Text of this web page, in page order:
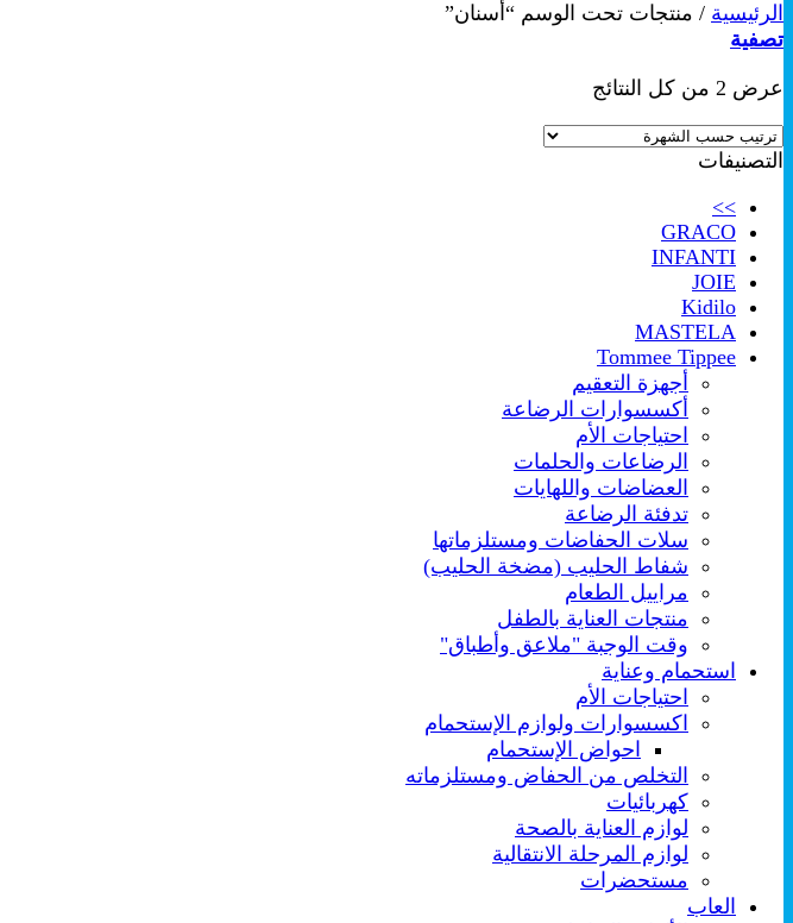
الرئيسية / منتجات تحت الوسم “أسنان”
تصفية
عرض ⁦2⁩ من كل النتائج
حسب
التصنيفات
>>
GRACO
INFANTI
JOIE
Kidilo
MASTELA
Tommee Tippee
أجهزة التعقيم
أكسسوارات الرضاعة
احتياجات الأم
الرضاعات والحلمات
العضاضات واللهايات
تدفئة الرضاعة
سلات الحفاضات ومستلزماتها
شفاط الحليب (مضخة الحليب)
مراييل الطعام
منتجات العناية بالطفل
وقت الوجبة "ملاعق وأطباق"
استحمام وعناية
احتياجات الأم
اكسسوارات ولوازم الإستحمام
احواض الإستحمام
التخلص من الحفاض ومستلزماته
كهربائيات
لوازم العناية بالصحة
لوازم المرحلة الانتقالية
مستحضرات
العاب